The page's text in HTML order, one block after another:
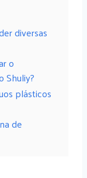
diversas
o
Shuliy?
plásticos
de